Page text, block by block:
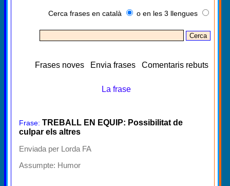
Cerca frases en català o en les 3 llengues
Frases noves Envia frases Comentaris rebuts
La frase
Frase: TREBALL EN EQUIP: Possibilitat de
culpar els altres
Enviada per Lorda FA
Assumpte: Humor